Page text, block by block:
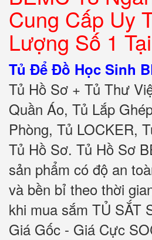
Cung Cấp Uy
Lượng Số 1
Tủ Để Đồ Học Sinh
Tủ Hồ Sơ + Tủ Thư
Quần Áo, Tủ Lắp
Phòng, Tủ LOCKER,
Tủ Hồ Sơ. Tủ Hồ Sơ
sản phẩm có độ an
và bền bỉ theo thời
khi mua sắm TỦ SẮT
Giá Gốc - Giá Cực